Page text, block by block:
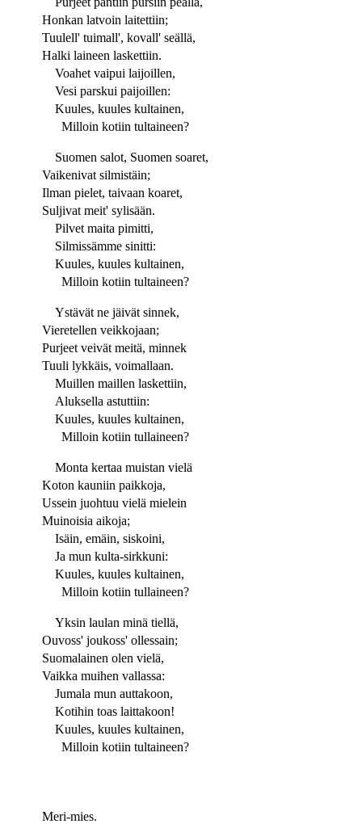
Honkan latvoin laitettiin;
Tuulell' tuimall', kovall' seällä,
Halki laineen laskettiin.
Voahet vaipui laijoillen,
Vesi parskui paijoillen:
Kuules, kuules kultainen,
Milloin kotiin tultaineen?
Suomen salot, Suomen soaret,
Vaikenivat silmistäin;
Ilman pielet, taivaan koaret,
Suljivat meit' sylisään.
Pilvet maita pimitti,
Silmissämme sinitti:
Kuules, kuules kultainen,
Milloin kotiin tultaineen?
Ystävät ne jäivät sinnek,
Vieretellen veikkojaan;
Purjeet veivät meitä, minnek
Tuuli lykkäis, voimallaan.
Muillen maillen laskettiin,
Aluksella astuttiin:
Kuules, kuules kultainen,
Milloin kotiin tullaineen?
Monta kertaa muistan vielä
Koton kauniin paikkoja,
Ussein juohtuu vielä mielein
Muinoisia aikoja;
Isäin, emäin, siskoini,
Ja mun kulta-sirkkuni:
Kuules, kuules kultainen,
Milloin kotiin tullaineen?
Yksin laulan minä tiellä,
Ouvoss' joukoss' ollessain;
Suomalainen olen vielä,
Vaikka muihen vallassa:
Jumala mun auttakoon,
Kotihin toas laittakoon!
Kuules, kuules kultainen,
Milloin kotiin tultaineen?
Meri-mies.